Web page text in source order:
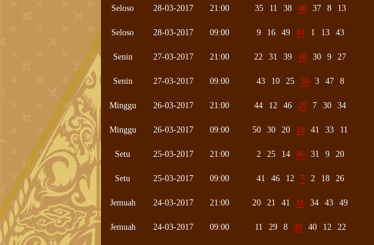
Seloso 28-03-2017 21:00 35 11 38 46 37 8 13
Seloso 28-03-2017 09:00 9 16 49 41 1 13 43
Senin 27-03-2017 21:00 22 31 39 18 30 9 27
Senin 27-03-2017 09:00 43 10 25 30 3 47 8
Minggu 26-03-2017 21:00 44 12 46 29 7 30 34
Minggu 26-03-2017 09:00 50 30 20 18 41 33 11
Setu 25-03-2017 21:00 2 25 14 46 31 9 20
Setu 25-03-2017 09:00 41 46 12 7 2 18 26
Jemuah 24-03-2017 21:00 20 21 41 11 34 43 49
Jemuah 24-03-2017 09:00 11 29 8 20 40 12 22